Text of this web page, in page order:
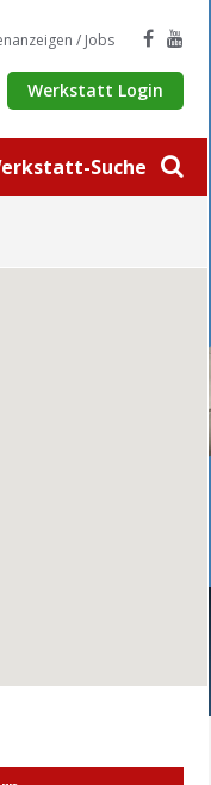
Suche
/ Jobs
Werkstatt Login